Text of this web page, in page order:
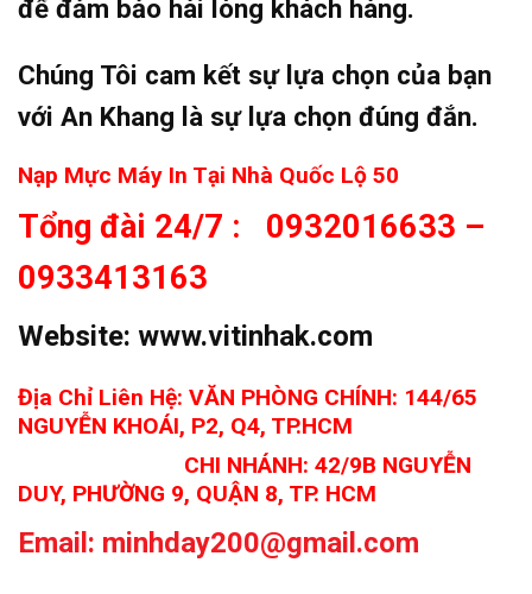
để đảm bảo hài lòng khách hàng.
Chúng Tôi cam kết sự lựa chọn của bạn
với An Khang là sự lựa chọn đúng đắn.
Nạp Mực Máy In Tại Nhà Quốc Lộ 50
Tổng đài 24/7 : 0932016633 –
0933413163
Website: www.vitinhak.com
Địa Chỉ Liên Hệ: VĂN PHÒNG CHÍNH: 144/65
NGUYỄN KHOÁI, P2, Q4, TP.HCM
CHI NHÁNH: 42/9B NGUYỄN
DUY, PHƯỜNG 9, QUẬN 8, TP. HCM
Email: minhday200@gmail.com